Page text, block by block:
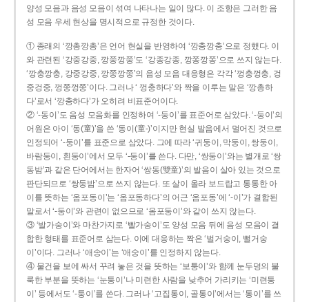
양성 모음과 음성 모음이 섞여 나타나는 일이 많다. 이 조항은 그러한 음
성 모음 우세 현상을 명시적으로 규정한 것이다.
① 종래의 ‘깡총깡총’은 언어 현실을 반영하여 ‘깡충깡충’으로 정했다. 이
와 관련된 ‘강중강중, 깡쭝깡쭝’도 ‘강종강종, 깡쫑깡쫑’으로 쓰지 않는다.
‘깡충깡충, 강중강중, 깡쭝깡쭝’의 음성 모음 대응형은 각각 ‘껑충껑충, 겅
중겅중, 껑쭝껑쭝’이다. 그러나 ‘ 껑충하다’와 짝을 이루는 말은 ‘깡총하
다’로서 ‘깡충하다’가 오히려 비표준어이다.
② ‘-동이’도 음성 모음화를 인정하여 ‘-둥이’를 표준어로 삼았다. ‘-둥이’의
어원은 아이 ‘동(童)’을 쓴 ‘동이(童-)’이지만 현실 발음에서 멀어진 것으로
인정되어 ‘-둥이’를 표준으로 삼았다. 그에 따라 ‘귀둥이, 막둥이, 쌍둥이,
바람둥이, 흰둥이’에서 모두 ‘-둥이’를 쓴다. 다만, ‘쌍둥이’와는 별개로 ‘쌍
동밤’과 같은 단어에서는 한자어 ‘쌍동(雙童)’의 발음이 살아 있는 것으로
판단되므로 ‘쌍둥밤’으로 쓰지 않는다. 또 살이 올라 보드랍고 통통한 아
이를 뜻하는 ‘옴포동이’는 ‘옴포동하다’의 어근 ‘옴포동’에 ‘-이’가 결합된
말로서 ‘-둥이’와 관련이 없으므로 ‘옴포둥이’와 같이 쓰지 않는다.
③ ‘발가숭이’와 마찬가지로 ‘빨가숭이’도 양성 모음 뒤에 음성 모음이 결
합한 형태를 표준어로 삼는다. 이에 대응하는 짝은 ‘벌거숭이, 뻘거숭
이’이다. 그러나 ‘애송이’는 ‘애숭이’를 인정하지 않는다.
④ 물건을 보에 싸서 꾸려 놓은 것을 뜻하는 ‘보퉁이’와 함께 눈두덩의 불
룩한 부분을 뜻하는 ‘눈퉁이’나 미련한 사람을 낮추어 가리키는 ‘미련퉁
이’ 등에서도 ‘-퉁이’를 쓴다. 그러나 ‘고집통이, 골통이’에서는 ‘통이’를 쓰